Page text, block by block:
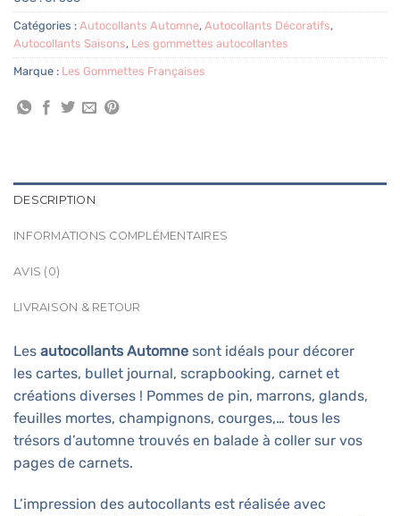
Catégories : Autocollants Automne, Autocollants Décoratifs,
Autocollants Saisons, Les gommettes autocollantes
Marque : Les Gommettes Françaises
DESCRIPTION
INFORMATIONS COMPLÉMENTAIRES
AVIS (0)
LIVRAISON & RETOUR
Les autocollants Automne sont idéals pour décorer
les cartes, bullet journal, scrapbooking, carnet et
créations diverses ! Pommes de pin, marrons, glands,
feuilles mortes, champignons, courges,… tous les
trésors d’automne trouvés en balade à coller sur vos
pages de carnets.
L’impression des autocollants est réalisée avec